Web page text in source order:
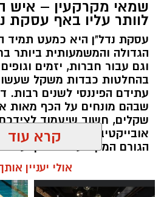
שמאי מקרקעין – איש
לוותר עליו באף עסקת
עסקת נדל"ן היא כמעט תמיד
הגדולה והמשמעותית ביותר
וגם עבור חברות, יזמים
בהחלטות כבדות משקל
עתידם הפיננסי לשנים רבות.
שבהם מונחים על הכף מאות
שקלים, חשוב שיעמוד
אובייקטיבי, מוסמך ומנוסה.
הגורם המקצועי המוסמך על
שווי של נכסי מקרקעין,
הביטחון לקבל החלטות
ובטוחות.
קרא עוד
אולי יעניין